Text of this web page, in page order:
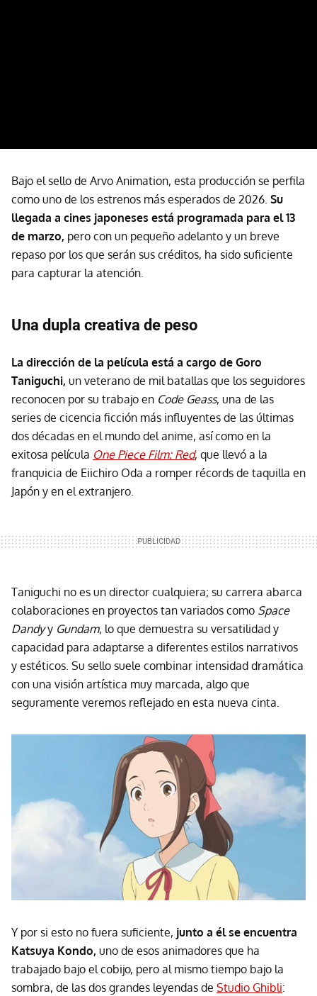
Bajo el sello de Arvo Animation, esta producción se perfila
como uno de los estrenos más esperados de 2026. Su
llegada a cines japoneses está programada para el 13
de marzo, pero con un pequeño adelanto y un breve
repaso por los que serán sus créditos, ha sido suficiente
para capturar la atención.
Una dupla creativa de peso
La dirección de la película está a cargo de Goro
Taniguchi, un veterano de mil batallas que los seguidores
reconocen por su trabajo en Code Geass, una de las
series de cicencia ficción más influyentes de las últimas
dos décadas en el mundo del anime, así como en la
exitosa película One Piece Film: Red, que llevó a la
franquicia de Eiichiro Oda a romper récords de taquilla en
Japón y en el extranjero.
Taniguchi no es un director cualquiera; su carrera abarca
colaboraciones en proyectos tan variados como Space
Dandyy Gundam, lo que demuestra su versatilidad y
capacidad para adaptarse a diferentes estilos narrativos
y estéticos. Su sello suele combinar intensidad dramática
con una visión artística muy marcada, algo que
seguramente veremos reflejado en esta nueva cinta.
Y por si esto no fuera suficiente, junto a él se encuentra
Katsuya Kondo, uno de esos animadores que ha
trabajado bajo el cobijo, pero al mismo tiempo bajo la
sombra, de las dos grandes leyendas de Studio Ghibli: